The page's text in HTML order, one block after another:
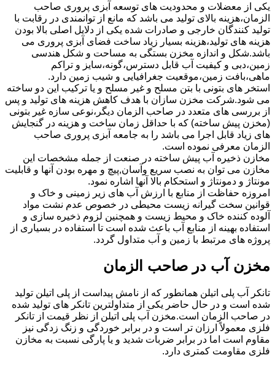
یکی از معضلات و محدودیت های توسعه آبزی پروری صاحب
الزمان،هزینه بالای تولید می باشد که مانع از توانمندی در رقابت با
تولید کنندگان خارجی و صادرات شده یکی از دلایل اصلی بالا بودن
هزینه های تولید،هزینه بسیار زیاد ساخت فضای آبزی پروری می
باشد.شکل و اندازه مخزن بستگی به مساحت و شکل هندسی
زمین،دبی و کیفیت آب قابل دسترس،گونه،سایز و تراکم
ماهی،بافت زمین،موقعیت جغرافیایی و شیب زمین دارد.
استخر های بتونی با بتن مسلح و غیر مسلح و یا ترکیب این دو ساخته
می شود.شرکت مخزن سازان با هدف کاهش هزینه های تولید و پس
از بررسی های متعدد در صاحب الزمان دیگر،نوعی سازه غیر بتونی
(مخزن پیش ساخته) که با حداقل زمان ساخت و هزینه در گنجایش
های زیاد قابل اجرا می باشد را به جامعه آبزی پروری صاحب
الزمان معرفی نموده است.
مخازن ذخیره آب پیش ساخته در صنعت از جمله مشخصات این
مخازن می توان به نصب سریع وآسان,پیچ و مهره بودن آنها و قابلیت
مونتاژ و دمونتاژ و استحکام بالا آنها اشاره نمود.
امروزه حفاظت از منابع با ارزش آب های زیر زمینی و خاک و
قوانین سخت گیرانه زیست محیطی در خصوص عدم نشت مواد
آلوده کننده خاک و محیط زیست و همچنین لزوم ذخیره سازی و
استفاده بهینه از منابع آب باعث شده است تا استفاده در بسیاری از
پروژه های مرتبط با زمین و آب متداول گردد.
مخزن آب در صاحب الزمان
تانکر آب پلی اتیلن همانطور که از نامش پیداست از پلی اتیلن تولید
شده است و در حال حاضر یکی از متداولترین تانکر های تولید شده
در صاحب الزمان است.مخزن آب پلی اتیلن از نظر قیمت از تانکر
فلزی معمولاً ارزان تر است و در برابر خوردگی و زنگ زدگی نیز
مقاوم است اما در برابر ضربات شدید و یا پارگی نسبت به مخازن
فلزی مقاومت کمتری دارد.